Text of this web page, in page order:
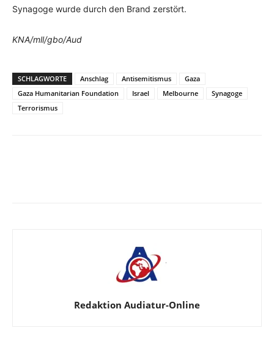
Synagoge wurde durch den Brand zerstört.
KNA/mll/gbo/Aud
SCHLAGWORTE Anschlag Antisemitismus
Gaza
Gaza Humanitarian Foundation
Israel Melbourne
Synagoge
Terrorismus
Redaktion Audiatur-Online